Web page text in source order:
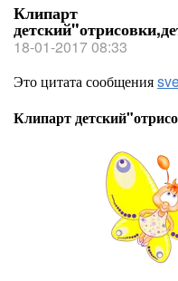
Клипарт
18-01-2017 08:33
Это цитата сообщения
Клипарт